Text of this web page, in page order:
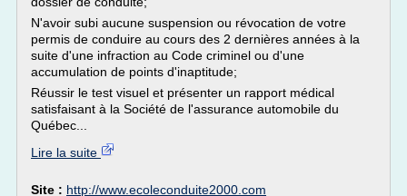
N'avoir subi aucune suspension ou révocation de votre
permis de conduire au cours des 2 dernières années à la
suite d'une infraction au Code criminel ou d'une
accumulation de points d'inaptitude;
Réussir le test visuel et présenter un rapport médical
satisfaisant à la Société de l'assurance automobile du
Québec...
Lire la suite
Site : http://www.ecoleconduite2000.com